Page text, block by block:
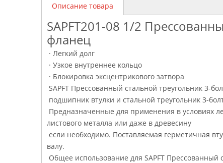
Описание товара
SAPFT201-08 1/2
фланец
· Легкий долг
· Узкое внутреннее кольцо
· Блокировка эксцентрикового затвора
SAPFT Прессованный стальной треугольник 3-
подшипник втулки и стальной треугольник 3-
Предназначенные для применения в условиях
листового металла или даже в древесину
если необходимо. Поставляемая герметичная
валу.
Общее использование для SAPFT Прессованный